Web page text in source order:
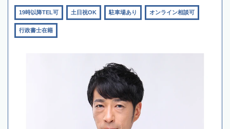
19時以降TEL可 土日祝OK 駐車場あり オンライン相談可
行政書士在籍